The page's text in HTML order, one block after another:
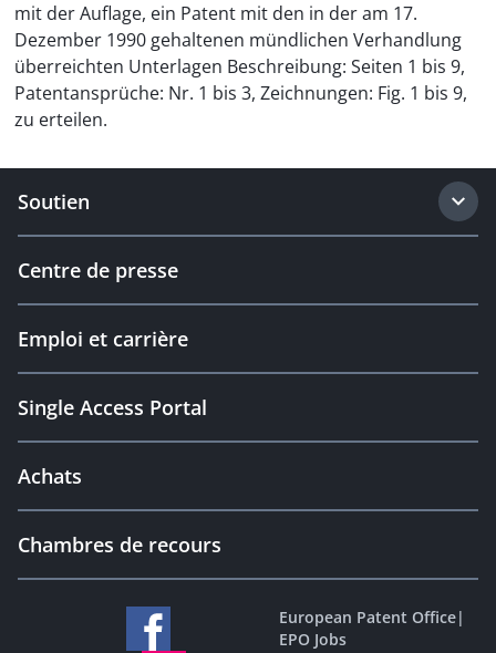
mit der Auflage, ein Patent mit den in der am 17.
Dezember 1990 gehaltenen mündlichen Verhandlung
überreichten Unterlagen Beschreibung: Seiten 1 bis 9,
Patentansprüche: Nr. 1 bis 3, Zeichnungen: Fig. 1 bis 9,
zu erteilen.
Soutien
Centre de presse
Emploi et carrière
Single Access Portal
Achats
Chambres de recours
European Patent Office|
EPO Jobs